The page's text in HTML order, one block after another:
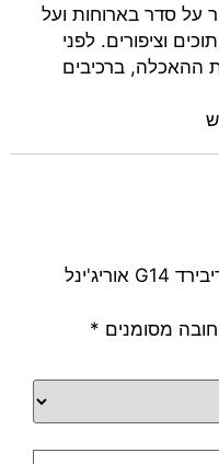
על סדר בארוחות ועל
וציפורים. לפני
ההאכלה, ברכיבים
היה הראשון לכתוב סקירה “נוטריבירד G14 אוריג'ינל
מסומנים *